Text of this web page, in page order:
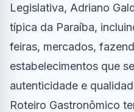
Legislativa, Adriano
típica da Paraíba,
feiras, mercados,
estabelecimentos que
autenticidade e
Roteiro Gastronômico